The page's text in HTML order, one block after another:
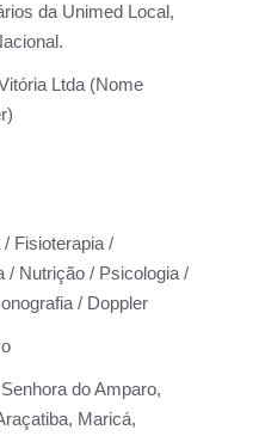
da Unimed Local,
Ltda (Nome
Fisioterapia /
/ Nutrição / Psicologia /
/ Doppler
do Amparo,
Maricá,